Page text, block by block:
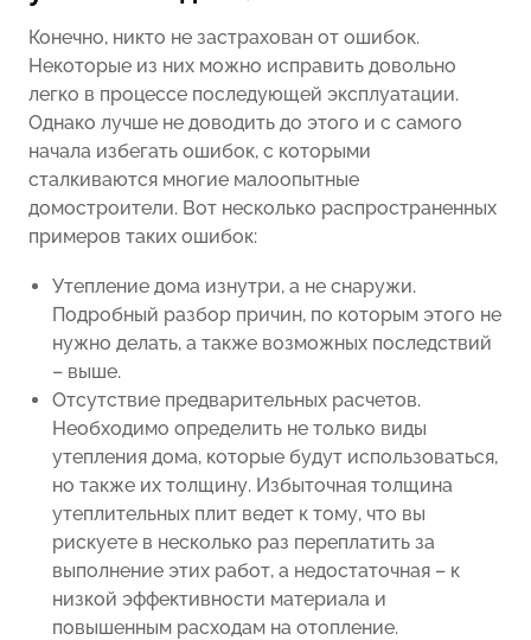
Конечно, никто не застрахован от ошибок.
Некоторые из них можно исправить довольно
легко в процессе последующей эксплуатации.
Однако лучше не доводить до этого и с самого
начала избегать ошибок, с которыми
сталкиваются многие малоопытные
домостроители. Вот несколько распространенных
примеров таких ошибок:
Утепление дома изнутри, а не снаружи.
Подробный разбор причин, по которым этого не
нужно делать, а также возможных последствий
– выше.
Отсутствие предварительных расчетов.
Необходимо определить не только виды
утепления дома, которые будут использоваться,
но также их толщину. Избыточная толщина
утеплительных плит ведет к тому, что вы
рискуете в несколько раз переплатить за
выполнение этих работ, а недостаточная – к
низкой эффективности материала и
повышенным расходам на отопление.